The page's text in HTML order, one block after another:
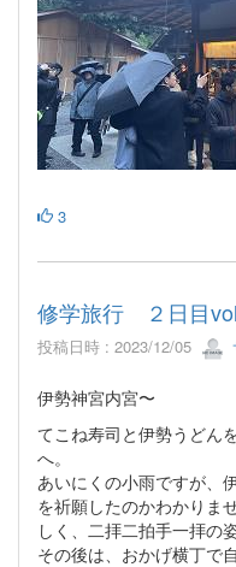
3
修学旅行 ２日目
投稿日時 : 2023/12/05
伊勢神宮内宮〜
てこね寿司と伊勢うどん
へ。
あいにくの小雨ですが、
を祈願したのかわかりま
しく、二拝二拍手一拝の
その後は、おかげ横丁で